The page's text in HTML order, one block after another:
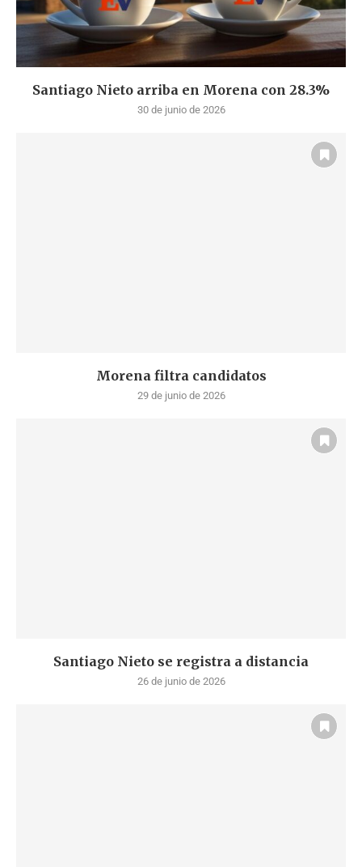
Santiago Nieto arriba en Morena con 28.3%
30 de junio de 2026
Morena filtra candidatos
29 de junio de 2026
Santiago Nieto se registra a distancia
26 de junio de 2026